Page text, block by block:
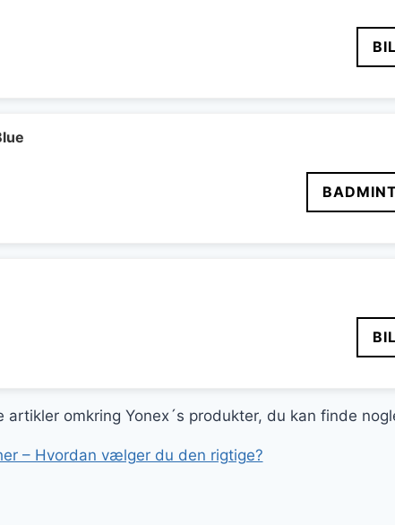
artikler omkring Yonex´s produkter, du kan finde
– Hvordan vælger du den rigtige?